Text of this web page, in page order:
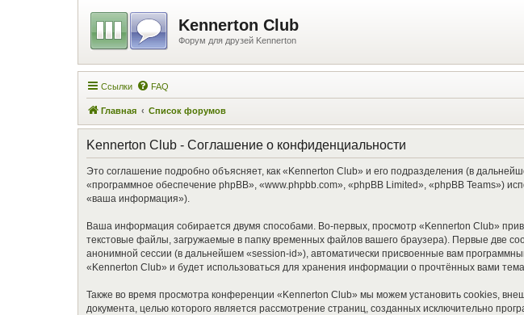
Kennerton Club
Форум для друзей Kennerton
Ссылки FAQ
Главная Список форумов
Kennerton Club - Соглашение о конфиденциальности
Это соглашение подробно объясняет, как «Kennerton Club» и его подразделения (в
«программное обеспечение phpBB», «www.phpbb.com», «phpBB Limited», «phpBB Teams»)
«ваша информация»).
Ваша информация собирается двумя способами. Во-первых, просмотр «Kennerton Club»
текстовые файлы, загружаемые в папку временных файлов вашего браузера). Первые две
анонимной сессии (в дальнейшем «session-id»), автоматически присвоенные вам
«Kennerton Club» и будет использоваться для хранения информации о прочтённых вами
Также во время просмотра конференции «Kennerton Club» мы можем установить cookies,
документа, целью которого является рассмотрение страниц, созданных исключительно